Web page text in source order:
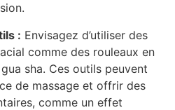
: Envisagez d’utiliser des
comme des rouleaux en
sha. Ces outils peuvent
de massage et offrir des
comme un effet